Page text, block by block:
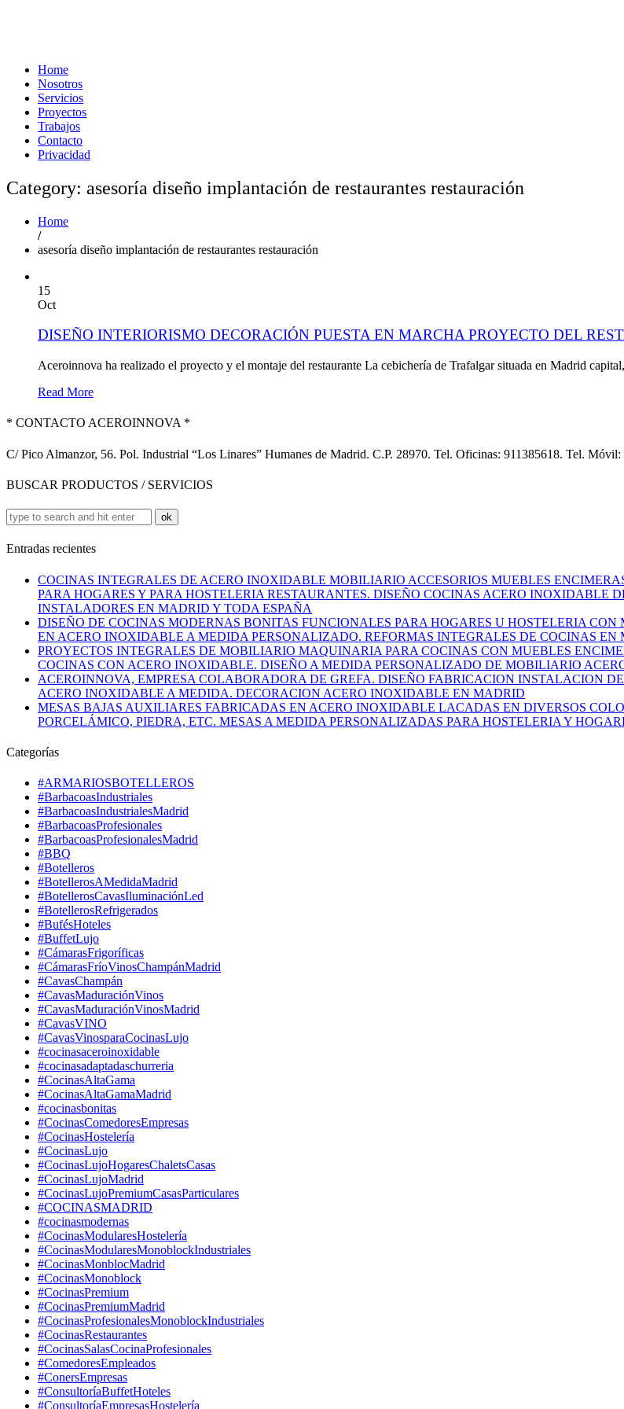
Home
Nosotros
Servicios
Proyectos
Trabajos
Contacto
Privacidad
Category: asesoría diseño implantación de restaurantes restauración
Home
/
asesoría diseño implantación de restaurantes restauración
15
Oct
DISEÑO INTERIORISMO DECORACIÓN PUESTA EN MARCHA PROYECTO DEL
Aceroinnova ha realizado el proyecto y el montaje del restaurante La cebichería de Trafalgar situada en Madrid
Read More
* CONTACTO ACEROINNOVA *
C/ Pico Almanzor, 56. Pol. Industrial “Los Linares” Humanes de Madrid. C.P. 28970. Tel. Oficinas: 911385618. Tel.
BUSCAR PRODUCTOS / SERVICIOS
Entradas recientes
COCINAS INTEGRALES DE ACERO INOXIDABLE MOBILIARIO ACCESORIOS MUEBLES
PARA HOGARES Y PARA HOSTELERIA RESTAURANTES. DISEÑO COCINAS ACERO
INSTALADORES EN MADRID Y TODA ESPAÑA
DISEÑO DE COCINAS MODERNAS BONITAS FUNCIONALES PARA HOGARES U HOSTELERIA
EN ACERO INOXIDABLE A MEDIDA PERSONALIZADO. REFORMAS INTEGRALES DE COCINAS EN
PROYECTOS INTEGRALES DE MOBILIARIO MAQUINARIA PARA COCINAS CON MUEBLES
COCINAS CON ACERO INOXIDABLE. DISEÑO A MEDIDA PERSONALIZADO DE MOBILIARIO
ACEROINNOVA, EMPRESA COLABORADORA DE GREFA. DISEÑO FABRICACION INSTALACION
ACERO INOXIDABLE A MEDIDA. DECORACION ACERO INOXIDABLE EN MADRID
MESAS BAJAS AUXILIARES FABRICADAS EN ACERO INOXIDABLE LACADAS EN DIVERSOS
PORCELÁMICO, PIEDRA, ETC. MESAS A MEDIDA PERSONALIZADAS PARA HOSTELERIA Y
Categorías
#ARMARIOSBOTELLEROS
#BarbacoasIndustriales
#BarbacoasIndustrialesMadrid
#BarbacoasProfesionales
#BarbacoasProfesionalesMadrid
#BBQ
#Botelleros
#BotellerosAMedidaMadrid
#BotellerosCavasIluminaciónLed
#BotellerosRefrigerados
#BufésHoteles
#BuffetLujo
#CámarasFrigoríficas
#CámarasFríoVinosChampánMadrid
#CavasChampán
#CavasMaduraciónVinos
#CavasMaduraciónVinosMadrid
#CavasVINO
#CavasVinosparaCocinasLujo
#cocinasaceroinoxidable
#cocinasadaptadaschurreria
#CocinasAltaGama
#CocinasAltaGamaMadrid
#cocinasbonitas
#CocinasComedoresEmpresas
#CocinasHostelería
#CocinasLujo
#CocinasLujoHogaresChaletsCasas
#CocinasLujoMadrid
#CocinasLujoPremiumCasasParticulares
#COCINASMADRID
#cocinasmodernas
#CocinasModularesHostelería
#CocinasModularesMonoblockIndustriales
#CocinasMonblocMadrid
#CocinasMonoblock
#CocinasPremium
#CocinasPremiumMadrid
#CocinasProfesionalesMonoblockIndustriales
#CocinasRestaurantes
#CocinasSalasCocinaProfesionales
#ComedoresEmpleados
#ConersEmpresas
#ConsultoríaBuffetHoteles
#ConsultoríaEmpresasHostelería